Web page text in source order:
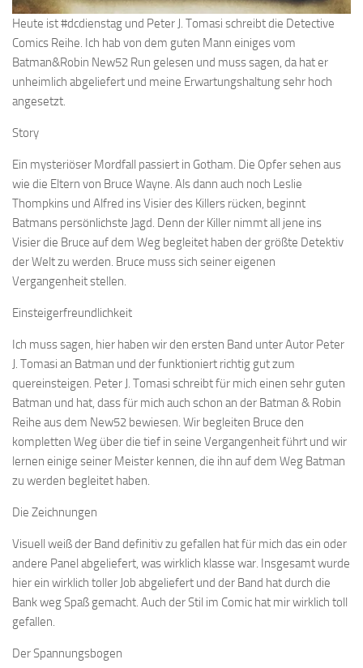
Heute ist #dcdienstag und Peter J. Tomasi schreibt die Detective
Comics Reihe. Ich hab von dem guten Mann einiges vom
Batman&Robin New52 Run gelesen und muss sagen, da hat er
unheimlich abgeliefert und meine Erwartungshaltung sehr hoch
angesetzt.
Story
Ein mysteriöser Mordfall passiert in Gotham. Die Opfer sehen aus
wie die Eltern von Bruce Wayne. Als dann auch noch Leslie
Thompkins und Alfred ins Visier des Killers rücken, beginnt
Batmans persönlichste Jagd. Denn der Killer nimmt all jene ins
Visier die Bruce auf dem Weg begleitet haben der größte Detektiv
der Welt zu werden. Bruce muss sich seiner eigenen
Vergangenheit stellen.
Einsteigerfreundlichkeit
Ich muss sagen, hier haben wir den ersten Band unter Autor Peter
J. Tomasi an Batman und der funktioniert richtig gut zum
quereinsteigen. Peter J. Tomasi schreibt für mich einen sehr guten
Batman und hat, dass für mich auch schon an der Batman & Robin
Reihe aus dem New52 bewiesen. Wir begleiten Bruce den
kompletten Weg über die tief in seine Vergangenheit führt und wir
lernen einige seiner Meister kennen, die ihn auf dem Weg Batman
zu werden begleitet haben.
Die Zeichnungen
Visuell weiß der Band definitiv zu gefallen hat für mich das ein oder
andere Panel abgeliefert, was wirklich klasse war. Insgesamt wurde
hier ein wirklich toller Job abgeliefert und der Band hat durch die
Bank weg Spaß gemacht. Auch der Stil im Comic hat mir wirklich toll
gefallen.
Der Spannungsbogen